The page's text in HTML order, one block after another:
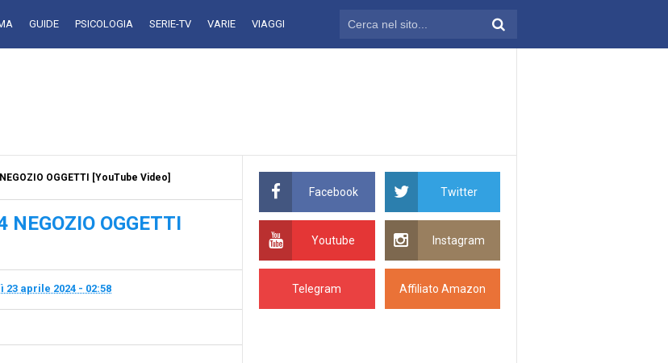
GUIDE PSICOLOGIA SERIE-TV VARIE VIAGGI
OGGETTI [YouTube Video]
OGGETTI
23 aprile 2024 - 02:58
Facebook Twitter
Youtube Instagram
Telegram Affiliato Amazon